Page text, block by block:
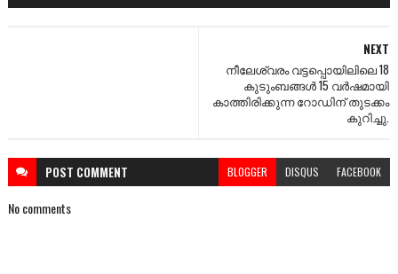
NEXT
നീലേശ്വരം വട്ടപ്പൊയിലിലെ 18
കുടുംബങ്ങൾ 15 വർഷമായി
കാത്തിരിക്കുന്ന റോഡിന് തുടക്കം
കുറിച്ചു.
POST COMMENT BLOGGER DISQUS FACEBOOK
No comments